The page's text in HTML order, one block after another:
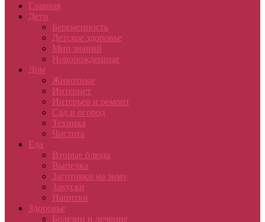
Главная
Дети
Беременность
Детское здоровье
Мир знаний
Новорожденные
Дом
Животные
Интернет
Интерьер и ремонт
Сад и огород
Техника
Чистота
Еда
Вторые блюда
Выпечка
Заготовки на зиму
Закуски
Напитки
Здоровье
Болезни и лечение